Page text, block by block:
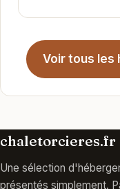
Voir tous les
chaletorcieres.fr
Une sélection
présentés simplement.